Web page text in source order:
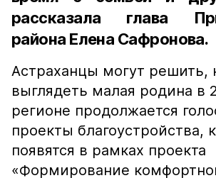
рассказала глава
района Елена Сафронова.
Астраханцы могут решить,
выглядеть малая родина в
регионе продолжается
проекты благоустройства,
появятся в рамках проекта
«Формирование